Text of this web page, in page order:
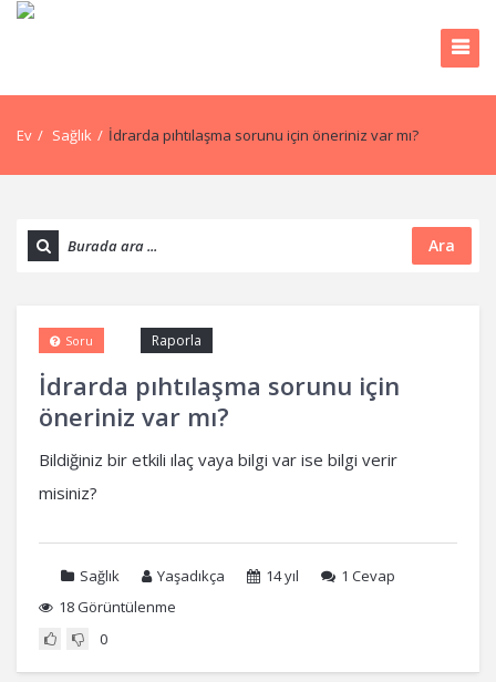
Ev / Sağlık / İdrarda pıhtılaşma sorunu için öneriniz var mı?
Ara
İdrarda pıhtılaşma sorunu için
öneriniz var mı?
Raporla
Soru
Bildiğiniz bir etkili ılaç vaya bilgi var ise bilgi verir
misiniz?
Sağlık Yaşadıkça 14 yıl 1 Cevap
18 Görüntülenme
0